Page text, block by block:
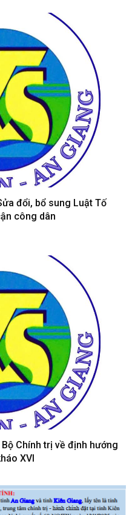
đổi, bổ sung Luật Tố
công dân
Chính trị về định hướng
XVI